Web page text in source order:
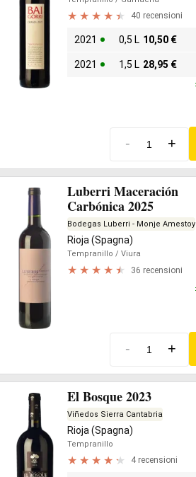
40 recensioni
2021 0,5 L 10,50 €
2021 1,5 L 28,95 €
- +
Luberri Maceración
Carbónica 2025
Bodegas Luberri - Monje Amestoy
Rioja (Spagna)
Tempranillo / Viura
36 recensioni
- +
El Bosque 2023
Viñedos Sierra Cantabria
Rioja (Spagna)
Tempranillo
4 recensioni